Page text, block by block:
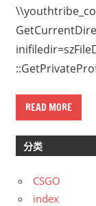
路。
READ MORE
分类
CSGO
index